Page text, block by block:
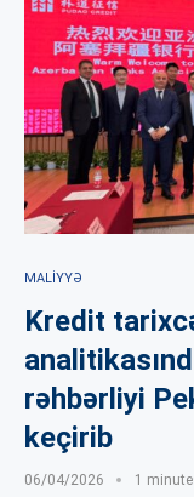
MALIYYƏ
Kredit
rəhbərliyi
keçirib
06/04/2026 1